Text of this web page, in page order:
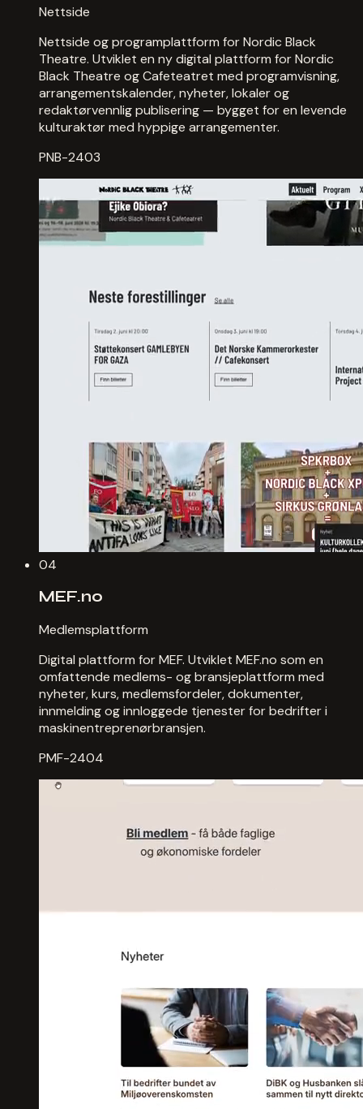
Nettside
Nettside og programplattform for Nordic Black
Theatre. Utviklet en ny digital plattform for Nordic
Black Theatre og Cafeteatret med programvisning,
arrangementskalender, nyheter, lokaler og
redaktørvennlig publisering — bygget for en levende
kulturaktør med hyppige arrangementer.
PNB-2403
04
MEF.no
Medlemsplattform
Digital plattform for MEF. Utviklet MEF.no som en
omfattende medlems- og bransjeplattform med
nyheter, kurs, medlemsfordeler, dokumenter,
innmelding og innloggede tjenester for bedrifter i
maskinentreprenørbransjen.
PMF-2404